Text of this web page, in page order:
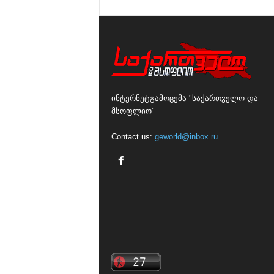
ინტერნეტგამოცემა "საქართველო და
მსოფლიო"
Contact us: geworld@inbox.ru